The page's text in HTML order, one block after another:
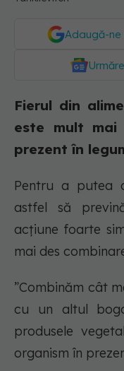
Adaugă-ne
Fierul din
este mult
prezent în
Pentru a putea
astfel să
acțiune foarte
mai des
”Combinăm cât
cu un altul
produsele
organism în